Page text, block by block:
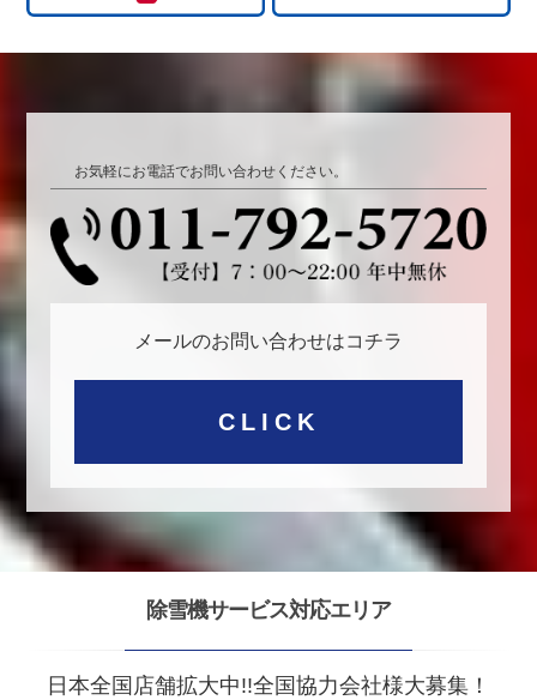
お気軽にお電話でお問い合わせください。
メールのお問い合わせはコチラ
CLICK
除雪機サービス対応エリア
日本全国店舗拡大中!!全国協力会社様大募集！